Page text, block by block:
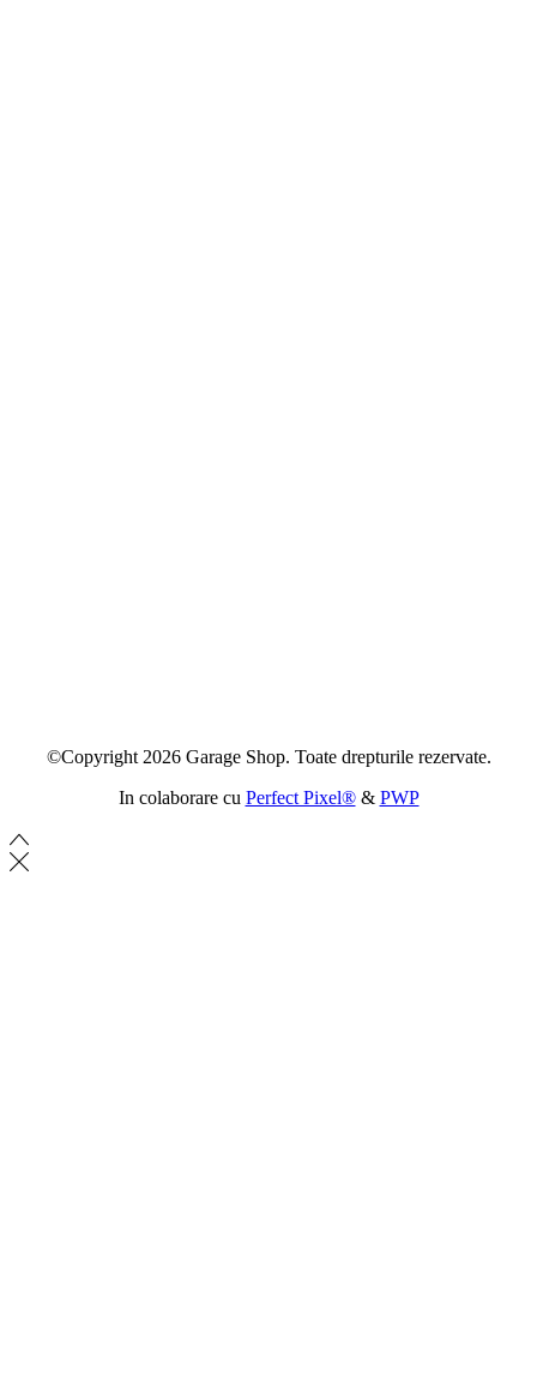
©Copyright 2026 Garage Shop. Toate drepturile rezervate.
In colaborare cu Perfect Pixel®& PWP